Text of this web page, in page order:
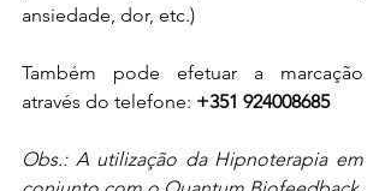
ansiedade, dor, etc.)
Também pode efetuar a marcação
através do telefone: +351 924008685
Obs.: A utilização da Hipnoterapia em